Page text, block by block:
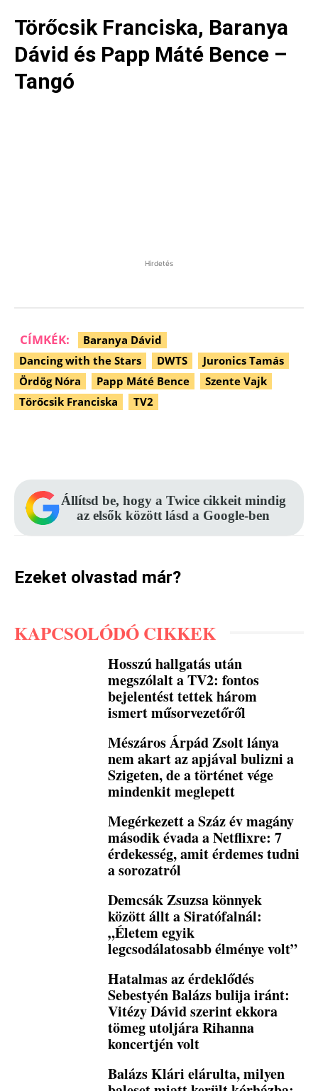
Törőcsik Franciska, Baranya
Dávid és Papp Máté Bence –
Tangó
Hirdetés
CÍMKÉK:
Baranya Dávid
Dancing with the Stars
DWTS
Juronics Tamás
Ördög Nóra
Papp Máté Bence
Szente Vajk
Törőcsik Franciska
TV2
Állítsd be, hogy a Twice cikkeit mindig
az elsők között lásd a Google-ben
Ezeket olvastad már?
KAPCSOLÓDÓ CIKKEK
Hosszú hallgatás után
megszólalt a TV2: fontos
bejelentést tettek három
ismert műsorvezetőről
Mészáros Árpád Zsolt lánya
nem akart az apjával bulizni a
Szigeten, de a történet vége
mindenkit meglepett
Megérkezett a Száz év magány
második évada a Netflixre: 7
érdekesség, amit érdemes tudni
a sorozatról
Demcsák Zsuzsa könnyek
között állt a Siratófalnál:
„Életem egyik
legcsodálatosabb élménye volt”
Hatalmas az érdeklődés
Sebestyén Balázs bulija iránt:
Vitézy Dávid szerint ekkora
tömeg utoljára Rihanna
koncertjén volt
Balázs Klári elárulta, milyen